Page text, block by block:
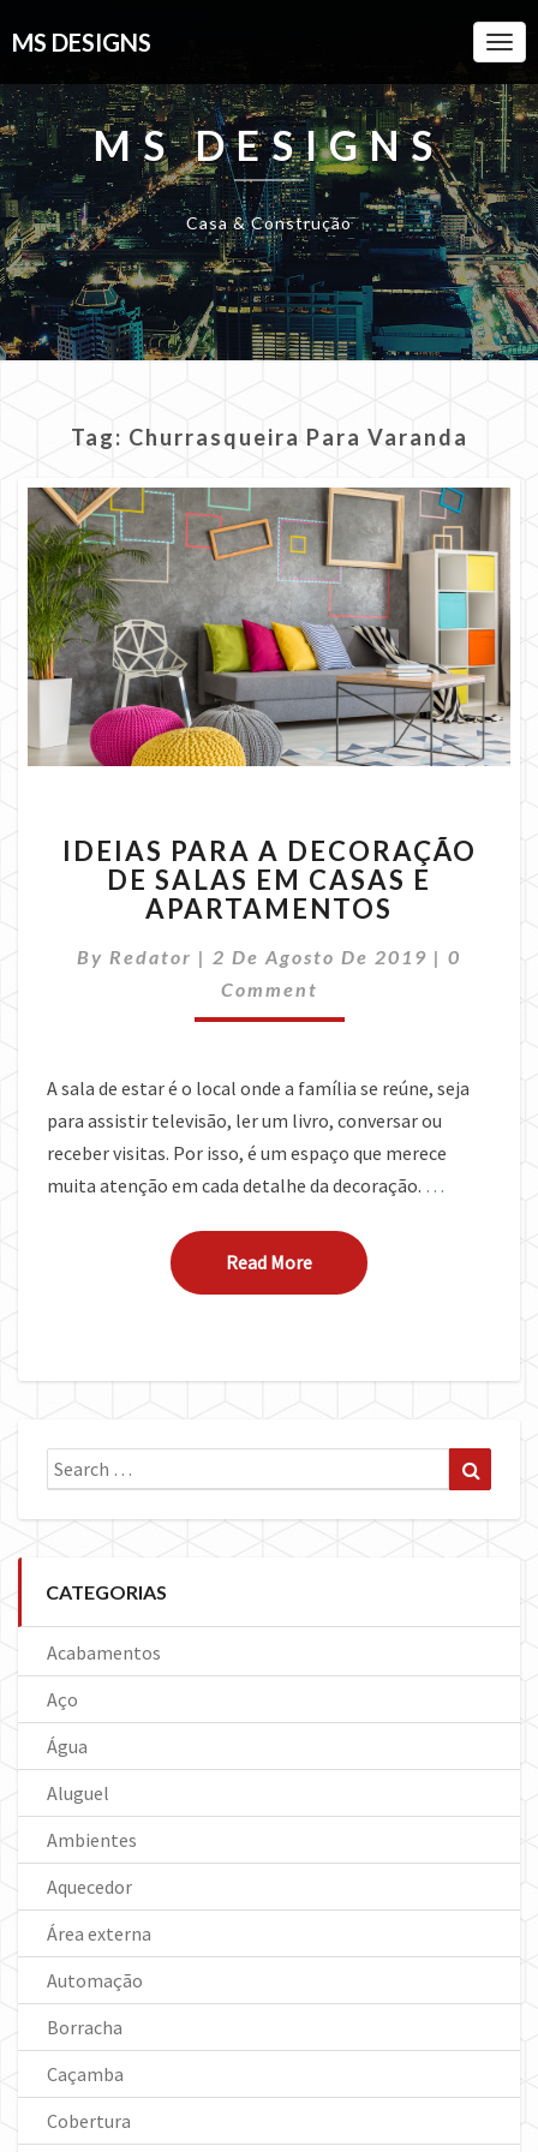
MS DESIGNS
MS DESIGNS
Casa & Construção
Tag: Churrasqueira Para Varanda
PARA
A
DECORAÇÃO
SALAS
EM
IDEIAS PARA A DECORAÇÃO
DE SALAS EM CASAS E
APARTAMENTOS
By Redator | 2 De Agosto De 2019 | 0
Comment
A sala de estar é o local onde a família se reúne, seja
para assistir televisão, ler um livro, conversar ou
receber visitas. Por isso, é um espaço que merece
muita atenção em cada detalhe da decoração. …
Read MoreRead More
Search
for:
CATEGORIAS
Acabamentos
Aço
Água
Aluguel
Ambientes
Aquecedor
Área externa
Automação
Borracha
Caçamba
Cobertura